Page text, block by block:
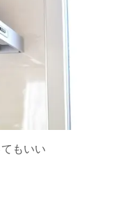
もいい